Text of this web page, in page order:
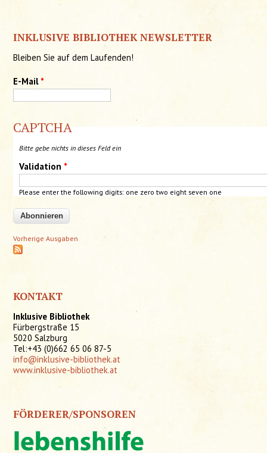
INKLUSIVE BIBLIOTHEK NEWSLETTER
Bleiben Sie auf dem Laufenden!
E-Mail *
CAPTCHA
Bitte gebe nichts in dieses Feld ein
Validation *
Please enter the following digits: one zero two eight seven one
Vorherige Ausgaben
KONTAKT
Inklusive Bibliothek
Fürbergstraße 15
5020 Salzburg
Tel:+43 (0)662 65 06 87-5
info@inklusive-bibliothek.at
www.inklusive-bibliothek.at
FÖRDERER/SPONSOREN